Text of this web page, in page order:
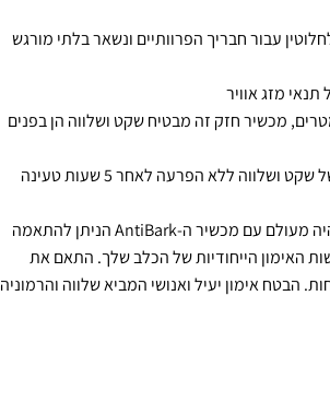
עבור חבריך הפרוותיים ונשאר בלתי מורגש
לזהות ולהרתיע ביעילות נביחות ממרחק של עד 10 מטרים, מכשיר חזק זה מבטיח שקט ושלווה הן בפנים
עם הנוחות של טעינת USB, אתה יכול ליהנות עד 30 ימים של שקט ושלווה ללא הפרעה לאחר 5 שעות טעינה
קח שליטה על התנהגות הנביחות של הכלב שלך כמו שלא היה מעולם עם מכשיר ה-AntiBark הניתן להתאמה
האימון הייחודיות של הכלב שלך. התאם את
הבטח אימון יעיל ואנושי המביא שלווה והרמוניה